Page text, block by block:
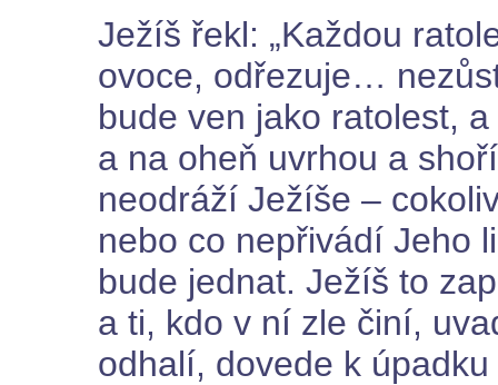
Ježíš řekl: „Každou
ovoce, odřezuje…
bude ven jako ratolest,
a na oheň uvrhou a
neodráží Ježíše –
nebo co nepřivádí Jeho
bude jednat. Ježíš to
a ti, kdo v ní zle činí,
odhalí, dovede k